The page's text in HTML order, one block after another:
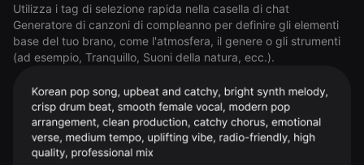
Utilizza i tag di selezione rapida nella casella di chat
Generatore di canzoni di compleanno per definire gli elementi
base del tuo brano, come l'atmosfera, il genere o gli strumenti
(ad esempio, Tranquillo, Suoni della natura, ecc.).